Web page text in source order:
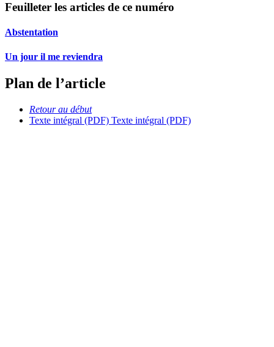
Feuilleter les articles de ce numéro
Abstentation
Un jour il me reviendra
Plan de l’article
Retour au début
Texte intégral (PDF) Texte intégral (PDF)